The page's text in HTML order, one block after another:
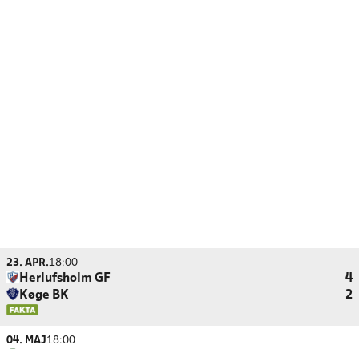
23. APR.18:00
Herlufsholm GF
4
Køge BK
2
04. MAJ18:00